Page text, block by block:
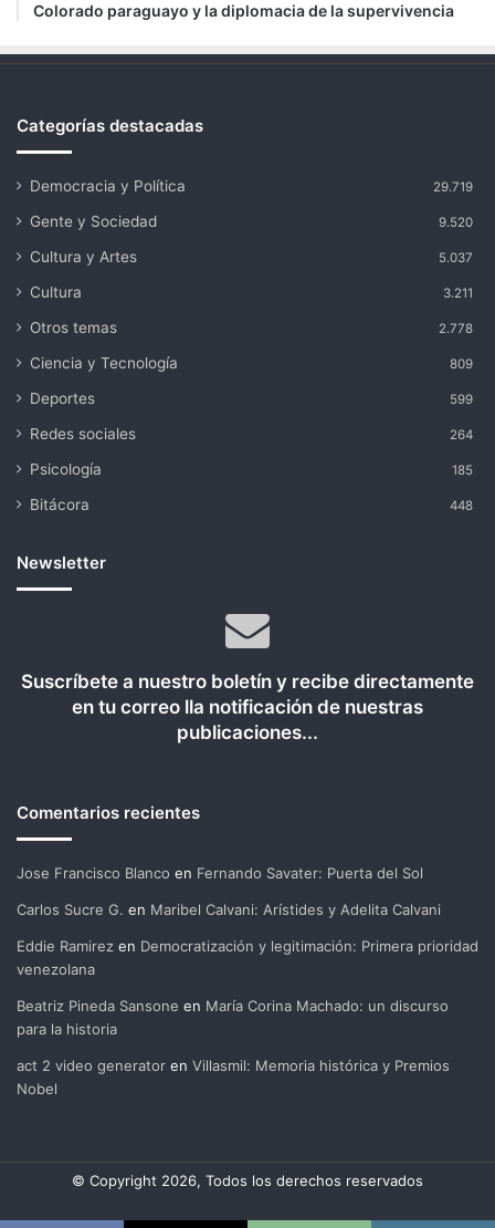
Colorado paraguayo y la diplomacia de la supervivencia
Categorías destacadas
Democracia y Política 29.719
Gente y Sociedad 9.520
Cultura y Artes 5.037
Cultura 3.211
Otros temas 2.778
Ciencia y Tecnología 809
Deportes 599
Redes sociales 264
Psicología 185
Bitácora 448
Newsletter
Suscríbete a nuestro boletín y recibe directamente
en tu correo lla notificación de nuestras
publicaciones...
Comentarios recientes
Jose Francisco Blanco en Fernando Savater: Puerta del Sol
Carlos Sucre G. en Maribel Calvani: Arístides y Adelita Calvani
Eddie Ramirez en Democratización y legitimación: Primera prioridad
venezolana
Beatriz Pineda Sansone en María Corina Machado: un discurso
para la historia
act 2 video generator en Villasmil: Memoria histórica y Premios
Nobel
© Copyright 2026, Todos los derechos reservados